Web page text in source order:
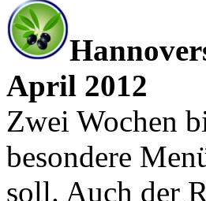
April 2012
Zwei Wochen
besondere
soll. Auch der